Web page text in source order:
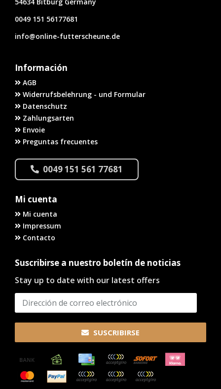
0049 151 56177681
info@online-futterscheune.de
Información
AGB
Widerrufsbelehrung - und Formular
Datenschutz
Zahlungsarten
Envoie
Preguntas frecuentes
0049 151 561 77681
Mi cuenta
Mi cuenta
Impressum
Contacto
Suscribirse a nuestro boletín de noticias
Stay up to date with our latest offers
SUSCRIBIRSE